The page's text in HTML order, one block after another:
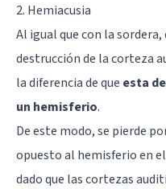
2. Hemiacusia
Al igual que con la
destrucción de la corteza
la diferencia de que esta
un hemisferio.
De este modo, se pierde
opuesto al hemisferio en
dado que las cortezas